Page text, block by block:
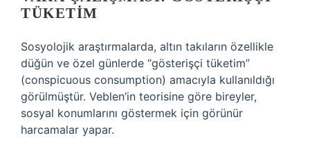
TÜKETIM
Sosyolojik araştırmalarda, altın takıların özellikle
düğün ve özel günlerde “gösterişçi tüketim”
(conspicuous consumption) amacıyla kullanıldığı
görülmüştür. Veblen’in teorisine göre bireyler,
sosyal konumlarını göstermek için görünür
harcamalar yapar.